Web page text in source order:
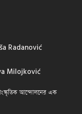
Radanović
Milojković
আন্দোলনের এক